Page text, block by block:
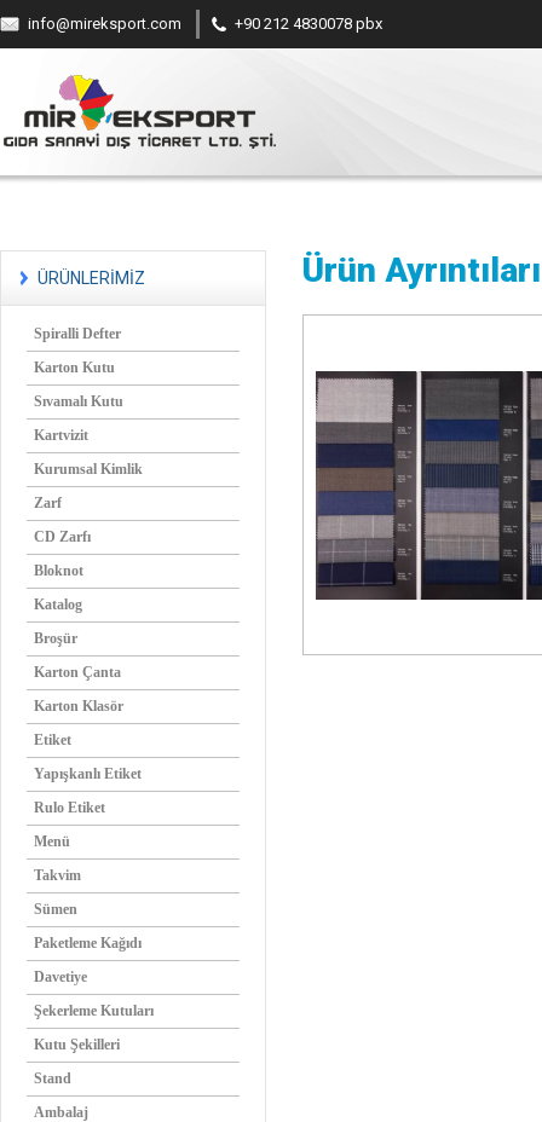
info@mireksport.com +90 212 4830078 pbx
ÜRÜNLERİMİZ
Spiralli Defter
Karton Kutu
Sıvamalı Kutu
Kartvizit
Kurumsal Kimlik
Zarf
CD Zarfı
Bloknot
Katalog
Broşür
Karton Çanta
Karton Klasör
Etiket
Yapışkanlı Etiket
Rulo Etiket
Menü
Takvim
Sümen
Paketleme Kağıdı
Davetiye
Şekerleme Kutuları
Kutu Şekilleri
Stand
Ambalaj
Ürün Ayrıntıları